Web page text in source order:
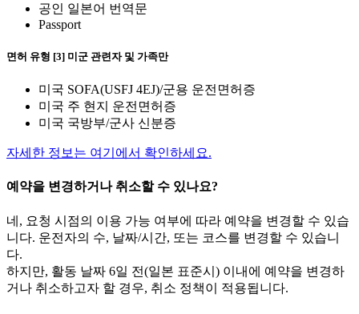
공인 일본어 번역문
Passport
면허 유형 [3] 미군 관련자 및 가족만
미국 SOFA(USFJ 4EJ)/군용 운전면허증
미국 주 현지 운전면허증
미국 국방부/군사 신분증
자세한 정보는 여기에서 확인하세요.
예약을 변경하거나 취소할 수 있나요?
네, 요청 시점의 이용 가능 여부에 따라 예약을 변경할 수 있습
니다. 운전자의 수, 날짜/시간, 또는 코스를 변경할 수 있습니
다.
하지만, 활동 날짜 6일 전(일본 표준시) 이내에 예약을 변경하
거나 취소하고자 할 경우, 취소 정책이 적용됩니다.